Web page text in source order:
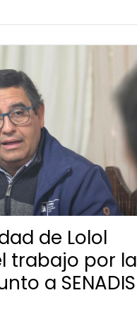
de Lolol
trabajo por la
a SENADIS